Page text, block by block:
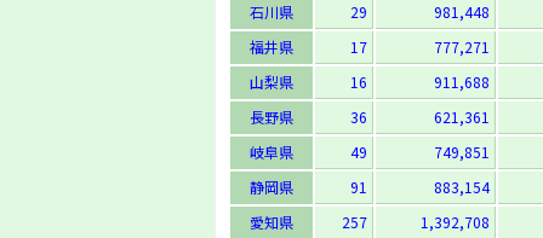
石川県 29
981,448
福井県
17
777,271
山梨県
16
911,688
長野県
36
621,361
岐阜県
49
749,851
静岡県
91
883,154
愛知県
257
1,392,708